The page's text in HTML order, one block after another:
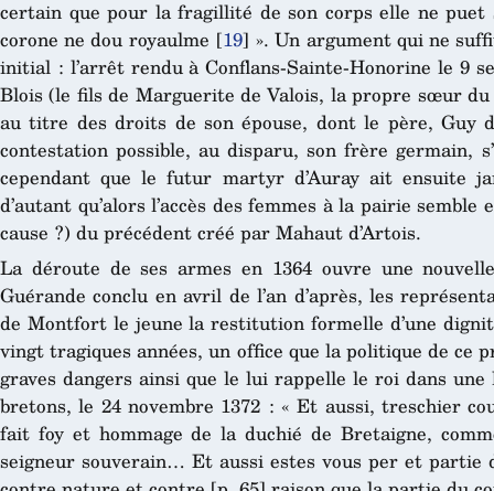
certain que pour la fragillité de son corps elle ne
corone ne dou royaulme [19] ». Un argument qui ne
initial : l’arrêt rendu à Conflans-Sainte-Honorine le 9
Blois (le fils de Marguerite de Valois, la propre sœur
au titre des droits de son épouse, dont le père, Guy
contestation possible, au disparu, son frère germain,
cependant que le futur martyr d’Auray ait ensuite
d’autant qu’alors l’accès des femmes à la pairie
cause ?) du précédent créé par Mahaut d’Artois.
La déroute de ses armes en 1364 ouvre une
Guérande conclu en avril de l’an d’après, les
de Montfort le jeune la restitution formelle d’une
vingt tragiques années, un office que la politique de ce
graves dangers ainsi que le lui rappelle le roi dans une
bretons, le 24 novembre 1372 : « Et aussi, treschier
fait foy et hommage de la duchié de Bretaigne,
seigneur souverain… Et aussi estes vous per et partie